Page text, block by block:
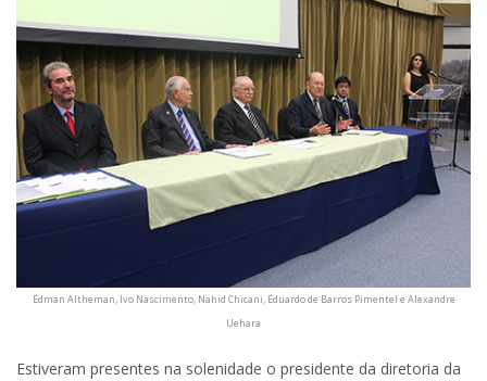
Edman Altheman, Ivo Nascimento, Nahid Chicani, Eduardo de Barros Pimentel e Alexandre
Uehara
Estiveram presentes na solenidade o presidente da diretoria da